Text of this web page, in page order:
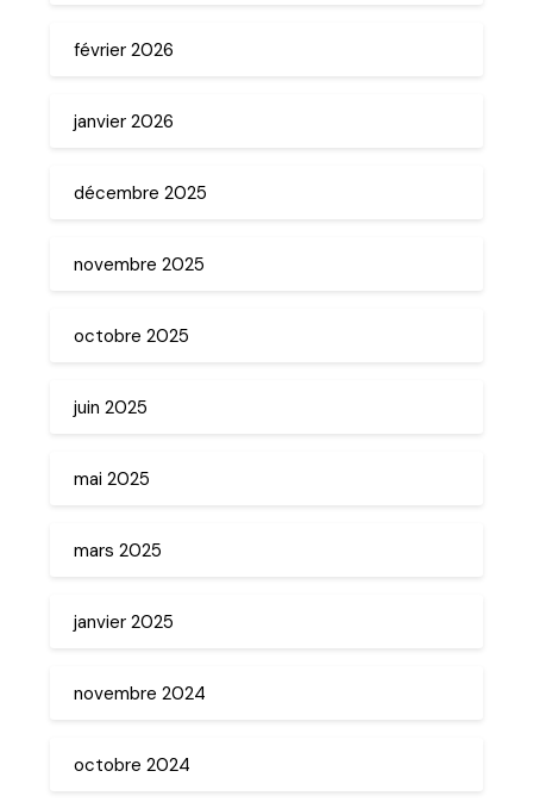
février 2026
janvier 2026
décembre 2025
novembre 2025
octobre 2025
juin 2025
mai 2025
mars 2025
janvier 2025
novembre 2024
octobre 2024